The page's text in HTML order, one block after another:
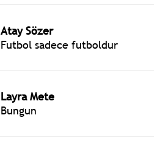
Atay Sözer
Futbol sadece futboldur
Layra Mete
Bungun